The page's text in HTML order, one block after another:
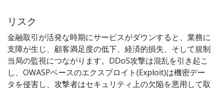
リスク
金融取引が活発な時期にサービスがダウンすると、業務に
支障が生じ、顧客満足度の低下、経済的損失、そして規制
当局の監視につながります。DDoS攻撃は混乱を引き起こ
し、OWASPベースのエクスプロイト(Exploit)は機密デー
タを侵害し、攻撃者はセキュリティ上の欠陥を悪用して取